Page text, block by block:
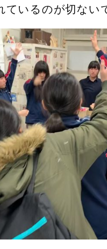
ているのが切ない